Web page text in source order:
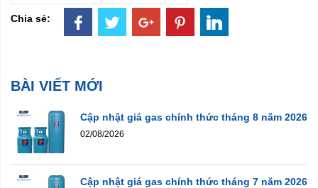
Chia sẻ:
BÀI VIẾT MỚI
Cập nhật giá gas chính thức tháng 8 năm 2026
02/08/2026
Cập nhật giá gas chính thức tháng 7 năm 2026